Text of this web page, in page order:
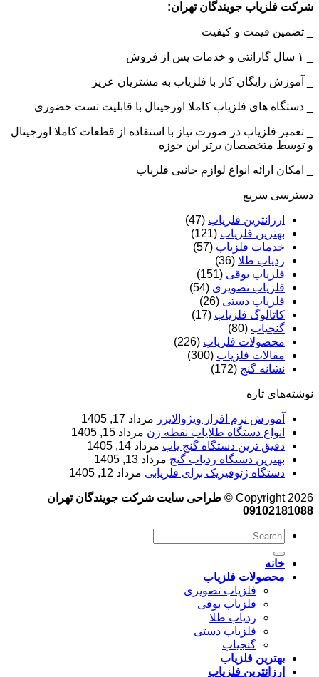
شرکت فلزیاب جویندگان تهران:
_ تضمین قیمت و کیفیت
_ آموزش رایگان کار با فلزیاب به مشتریان عزیز
_ دستگاه های فلزیاب کاملا اورجینال با قابلیت تست حضوری
_ تعمیر فلزیاب در صورت نیاز با استفاده از قطعات کاملا اورجینال
و توسط متخصصان برتر این حوزه
_ امکان ارائه انواع لوازم جانبی فلزیاب
دسترسی سریع
ارزانترین فلزیاب (47)
بهترین فلزیاب (121)
خدمات فلزیاب (57)
ردیاب طلا (36)
فلزیاب بوقی (151)
فلزیاب تصویری (54)
فلزیاب دستی (26)
کاتالوگ فلزیاب (17)
گنجیاب (80)
محصولات فلزیاب (226)
مقالات فلزیاب (300)
نشانه گنج (172)
نوشته‌های تازه
آموزش نرم‌ افزار ویژوالایزر مرداد 17, 1405
انواع دستگاه طلایاب نقطه زن مرداد 15, 1405
دقیق ترین دستگاه گنج یاب مرداد 14, 1405
بهترین دستگاه ردیاب گنج مرداد 13, 1405
دستگاه ژئوفیزیک برای فلزیابی مرداد 12, 1405
Copyright 2026 ©
طراحی سایت شرکت جویندگان تهران
09102181088
خانه
محصولات فلزیاب
فلزیاب تصویری
فلزیاب بوقی
ردیاب طلا
فلزیاب دستی
گنجیاب
بهترین فلزیاب
ارزانترین فلزیاب